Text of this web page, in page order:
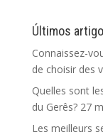
Últimos
Connaissez-
de choisir des
Quelles sont
du Gerês? 27
Les meilleurs